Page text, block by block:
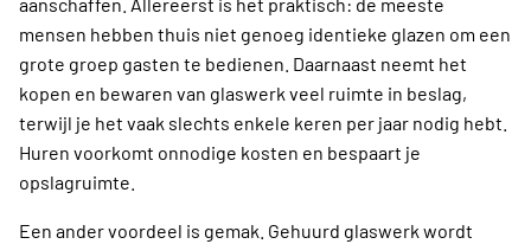
mensen hebben thuis niet genoeg identieke glazen om een
grote groep gasten te bedienen. Daarnaast neemt het
kopen en bewaren van glaswerk veel ruimte in beslag,
terwijl je het vaak slechts enkele keren per jaar nodig hebt.
Huren voorkomt onnodige kosten en bespaart je
opslagruimte.
Een ander voordeel is gemak. Gehuurd glaswerk wordt